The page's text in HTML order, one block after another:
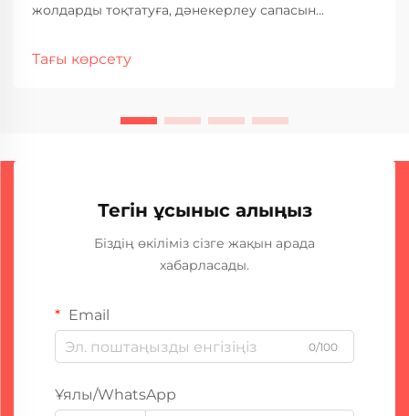
жолдарды тоқтатуға, дәнекерлеу сапасын
кездесетін ақаулар мен олардың ақаулықтарын
Тағы көрсету
Тегін ұсыныс алыңыз
Біздің өкіліміз сізге жақын арада
хабарласады.
Email
0/100
Ұялы/WhatsApp